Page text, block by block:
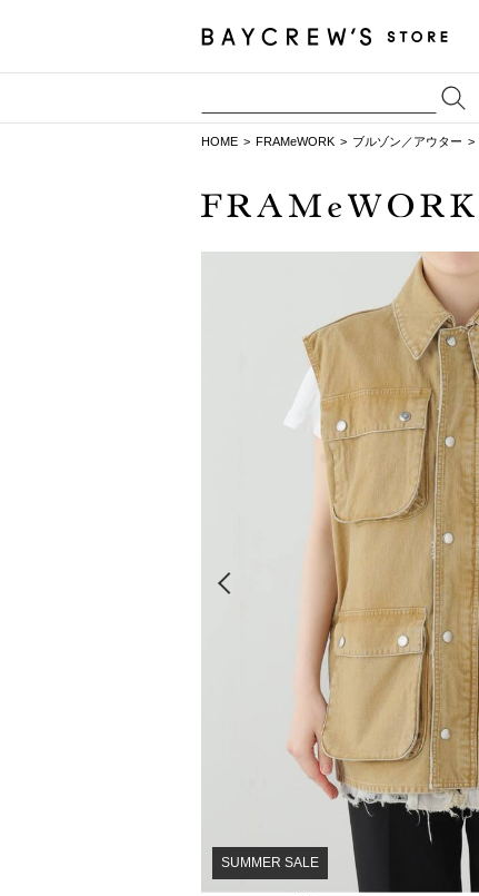
HOME FRAMeWORK ブルゾン／アウター
SUMMER SALE